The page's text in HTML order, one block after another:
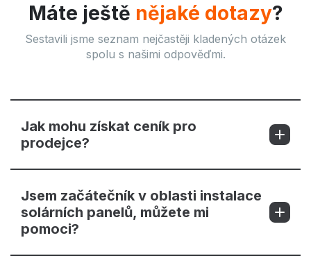
Máte ještě nějaké dotazy?
Sestavili jsme seznam nejčastěji kladených otázek
spolu s našimi odpověďmi.
Jak mohu získat ceník pro
prodejce?
Jsem začátečník v oblasti instalace
solárních panelů, můžete mi
pomoci?